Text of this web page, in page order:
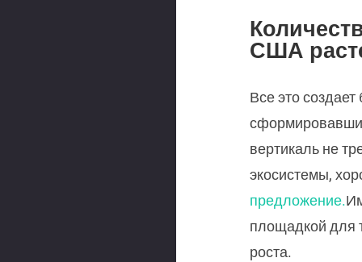
США
Все это
вертикаль не
экосистемы,
предложение.
площадкой для
роста.